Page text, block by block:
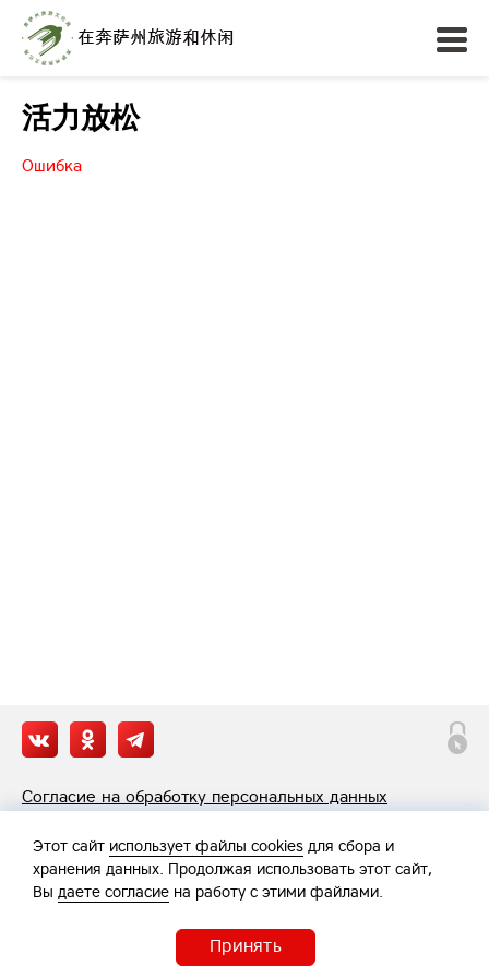
活力放松
Ошибка
Согласие на обработку персональных данных
Этот сайт использует файлы cookies для сбора и
хранения данных. Продолжая использовать этот сайт,
Вы даете согласие на работу с этими файлами.
Принять